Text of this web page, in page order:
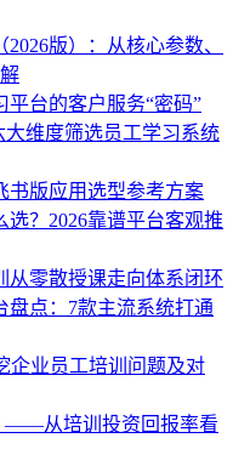
版）：从核心参数、
台的客户服务“密码”
维度筛选员工学习系统
书版应用选型参考方案
？2026靠谱平台客观推
从零散授课走向体系闭环
盘点：7款主流系统打通
企业员工培训问题及对
——从培训投资回报率看